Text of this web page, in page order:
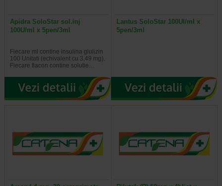
Apidra SoloStar sol.inj
100U/ml x 5pen/3ml
Fiecare ml contine insulina glulizin
100 Unitati (echivalent cu 3,49 mg).
Fiecare flacon contine solutie…
Lantus SoloStar 100UI/ml x
5pen/3ml